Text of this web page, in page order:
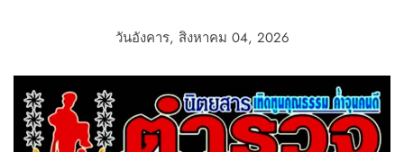
วันอังคาร, สิงหาคม 04, 2026